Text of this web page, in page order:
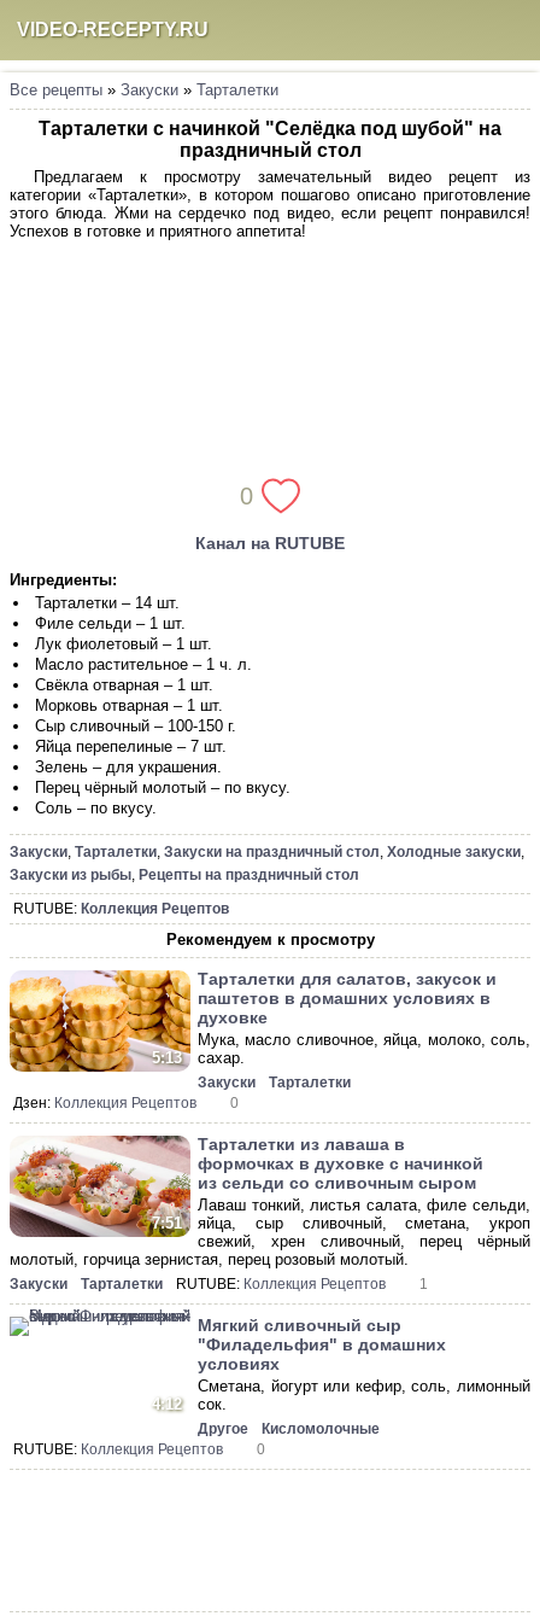
VIDEO-RECEPTY.RU
Все рецепты » Закуски » Тарталетки
Тарталетки с начинкой "Селёдка под шубой" на
праздничный стол
Предлагаем к просмотру замечательный видео рецепт из
категории «Тарталетки», в котором пошагово описано приготовление
этого блюда. Жми на сердечко под видео, если рецепт понравился!
Успехов в готовке и приятного аппетита!
0
Канал на RUTUBE
Ингредиенты:
Тарталетки – 14 шт.
Филе сельди – 1 шт.
Лук фиолетовый – 1 шт.
Масло растительное – 1 ч. л.
Свёкла отварная – 1 шт.
Морковь отварная – 1 шт.
Сыр сливочный – 100-150 г.
Яйца перепелиные – 7 шт.
Зелень – для украшения.
Перец чёрный молотый – по вкусу.
Соль – по вкусу.
Закуски, Тарталетки, Закуски на праздничный стол, Холодные закуски,
Закуски из рыбы, Рецепты на праздничный стол
RUTUBE: Коллекция Рецептов
Рекомендуем к просмотру
5:13
Тарталетки для салатов, закусок и
паштетов в домашних условиях в
духовке
Мука, масло сливочное, яйца, молоко, соль,
сахар.
Закуски
Тарталетки
Дзен: Коллекция Рецептов 0
7:51
Тарталетки из лаваша в
формочках в духовке с начинкой
из сельди со сливочным сыром
Лаваш тонкий, листья салата, филе сельди,
яйца, сыр сливочный, сметана, укроп
свежий, хрен сливочный, перец чёрный
молотый, горчица зернистая, перец розовый молотый.
Закуски Тарталетки RUTUBE: Коллекция Рецептов 1
4:12
Мягкий сливочный сыр
"Филадельфия" в домашних
условиях
Сметана, йогурт или кефир, соль, лимонный
сок.
Другое
Кисломолочные
RUTUBE: Коллекция Рецептов 0